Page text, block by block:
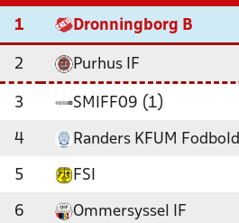
1 Dronningborg B
2 Purhus IF
3 SMIFF09 (1)
4 Randers KFUM Fodbold
5 FSI
6 Ommersyssel IF